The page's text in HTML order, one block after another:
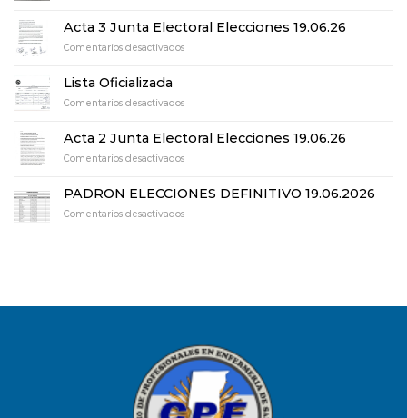
de
Escrutinio
definitivo
Acta 3 Junta Electoral Elecciones 19.06.26
Comentarios desactivadosen
Electoral
19.06.26
Lista Oficializada
Comentarios desactivadosen
Oficializada
Acta 2 Junta Electoral Elecciones 19.06.26
Comentarios desactivadosen
2
Junta
Electoral
PADRON ELECCIONES DEFINITIVO 19.06.2026
Comentarios desactivadosen